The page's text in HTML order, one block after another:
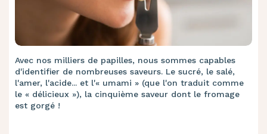
Avec nos milliers de papilles, nous sommes capables
d'identifier de nombreuses saveurs. Le sucré, le salé,
l'amer, l'acide... et l'« umami » (que l'on traduit comme
le « délicieux »), la cinquième saveur dont le fromage
est gorgé !